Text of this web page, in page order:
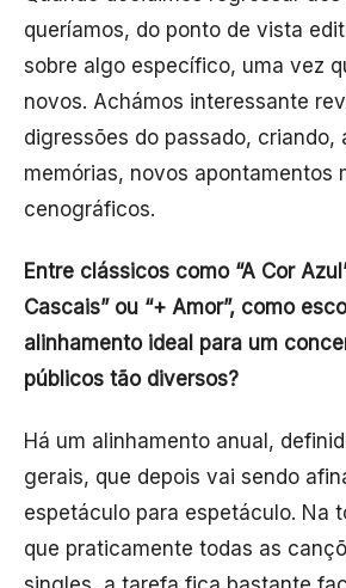
queríamos, do ponto de vista
sobre algo específico, uma vez
novos. Achámos interessante
digressões do passado, criando,
memórias, novos apontamentos
cenográficos.
Entre clássicos como “A Cor
Cascais” ou “+ Amor”, como
alinhamento ideal para um
públicos tão diversos?
Há um alinhamento anual,
gerais, que depois vai sendo
espetáculo para espetáculo. Na
que praticamente todas as